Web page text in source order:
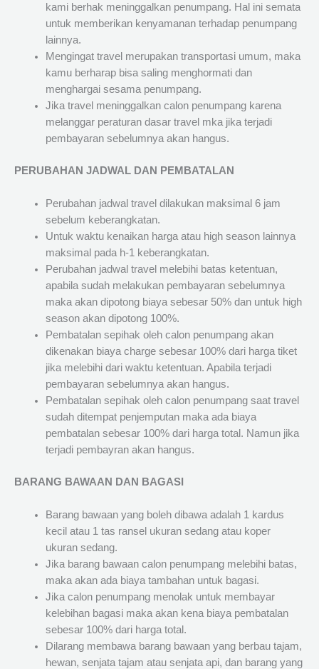
kami berhak meninggalkan penumpang. Hal ini semata
untuk memberikan kenyamanan terhadap penumpang
lainnya.
Mengingat travel merupakan transportasi umum, maka
kamu berharap bisa saling menghormati dan
menghargai sesama penumpang.
Jika travel meninggalkan calon penumpang karena
melanggar peraturan dasar travel mka jika terjadi
pembayaran sebelumnya akan hangus.
PERUBAHAN JADWAL DAN PEMBATALAN
Perubahan jadwal travel dilakukan maksimal 6 jam
sebelum keberangkatan.
Untuk waktu kenaikan harga atau high season lainnya
maksimal pada h-1 keberangkatan.
Perubahan jadwal travel melebihi batas ketentuan,
apabila sudah melakukan pembayaran sebelumnya
maka akan dipotong biaya sebesar 50% dan untuk high
season akan dipotong 100%.
Pembatalan sepihak oleh calon penumpang akan
dikenakan biaya charge sebesar 100% dari harga tiket
jika melebihi dari waktu ketentuan. Apabila terjadi
pembayaran sebelumnya akan hangus.
Pembatalan sepihak oleh calon penumpang saat travel
sudah ditempat penjemputan maka ada biaya
pembatalan sebesar 100% dari harga total. Namun jika
terjadi pembayran akan hangus.
BARANG BAWAAN DAN BAGASI
Barang bawaan yang boleh dibawa adalah 1 kardus
kecil atau 1 tas ransel ukuran sedang atau koper
ukuran sedang.
Jika barang bawaan calon penumpang melebihi batas,
maka akan ada biaya tambahan untuk bagasi.
Jika calon penumpang menolak untuk membayar
kelebihan bagasi maka akan kena biaya pembatalan
sebesar 100% dari harga total.
Dilarang membawa barang bawaan yang berbau tajam,
hewan, senjata tajam atau senjata api, dan barang yang